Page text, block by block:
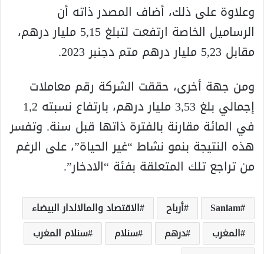
وعلاوة على ذلك، أضاف المصدر ذاته أن
الرساميل الخاصة ارتفعت لتبلغ 5,15 مليار درهم،
مقابل 5,23 مليار درهم متم دجنبر 2023.
ومن جهة أخرى، حققت الشركة رقم معاملات
إجمالي بلغ 3,53 مليار درهم، بارتفاع نسبته 1,2
في المائة مقارنة بالفترة ذاتها قبل سنة. وتفسر
هذه النتيجة بنمو نشاط “غير الحياة”، على الرغم
من تراجع تلك المتعلقة بفئة “الادخار”.
Sanlam أرباح
الاقتصاد والمالالدار البيضاء
المغرب
درهم سنلام
سنلام المغرب